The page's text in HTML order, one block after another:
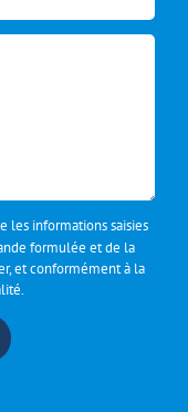
les informations saisies
formulée et de la
et conformément à la
.